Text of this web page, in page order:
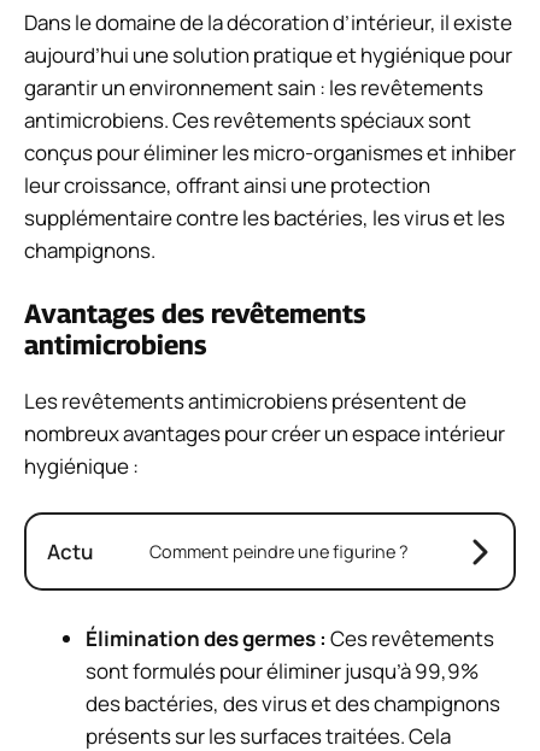
Dans le domaine de la décoration d’intérieur, il existe
aujourd’hui une solution pratique et hygiénique pour
garantir un environnement sain : les revêtements
antimicrobiens. Ces revêtements spéciaux sont
conçus pour éliminer les micro-organismes et inhiber
leur croissance, offrant ainsi une protection
supplémentaire contre les bactéries, les virus et les
champignons.
Avantages des revêtements
antimicrobiens
Les revêtements antimicrobiens présentent de
nombreux avantages pour créer un espace intérieur
hygiénique :
Actu Comment peindre une figurine ?
Élimination des germes : Ces revêtements
sont formulés pour éliminer jusqu’à 99,9%
des bactéries, des virus et des champignons
présents sur les surfaces traitées. Cela